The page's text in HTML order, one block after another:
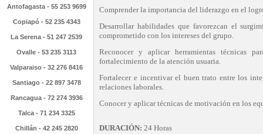
Antofagasta - 55 253 9699
Copiapó - 52 235 4343
La Serena - 51 247 2539
Ovalle - 53 235 3113
Valparaiso - 32 276 8416
Santiago - 22 897 3478
Rancagua - 72 274 3936
Talca - 71 234 3325
Chillán - 42 245 2820
Comprender la importancia del liderazgo en el
Desarrollar habilidades que favorezcan el
comprometido con los intereses del grupo.
Reconocer y aplicar herramientas técnicas
fortalecimiento de la atención usuaria.
Fortalecer e incentivar el buen trato entre los
relaciones laborales.
Conocer y aplicar técnicas de motivación en los
DURACIÓN: 24 Horas